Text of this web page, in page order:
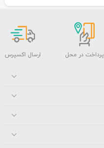
پرداخت در محل ارسال اکسپرس